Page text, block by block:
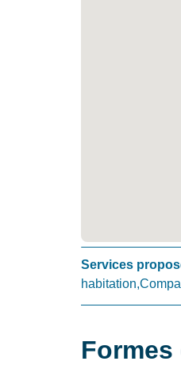
Services
Formes